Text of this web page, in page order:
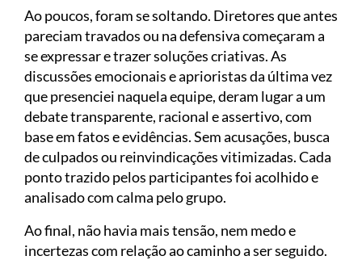
Ao poucos, foram se soltando. Diretores que antes
pareciam travados ou na defensiva começaram a
se expressar e trazer soluções criativas. As
discussões emocionais e aprioristas da última vez
que presenciei naquela equipe, deram lugar a um
debate transparente, racional e assertivo, com
base em fatos e evidências. Sem acusações, busca
de culpados ou reinvindicações vitimizadas. Cada
ponto trazido pelos participantes foi acolhido e
analisado com calma pelo grupo.
Ao final, não havia mais tensão, nem medo e
incertezas com relação ao caminho a ser seguido.